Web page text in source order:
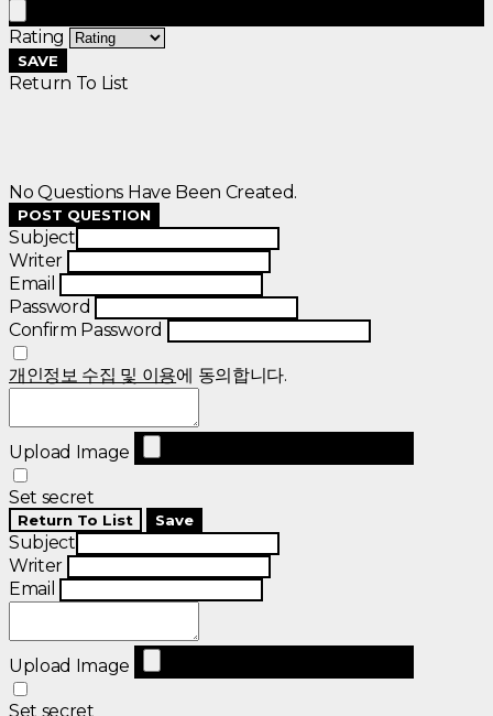
Rating
SAVE
Return To List
No Questions Have Been Created.
POST QUESTION
Subject
Writer
Email
Password
Confirm Password
개인정보 수집 및 이용에 동의합니다.
Upload Image
Set secret
Return To List Save
Subject
Writer
Email
Upload Image
Set secret